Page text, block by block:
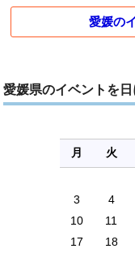
愛媛の
愛媛県のイベントを
月
火
3
4
10
11
17
18